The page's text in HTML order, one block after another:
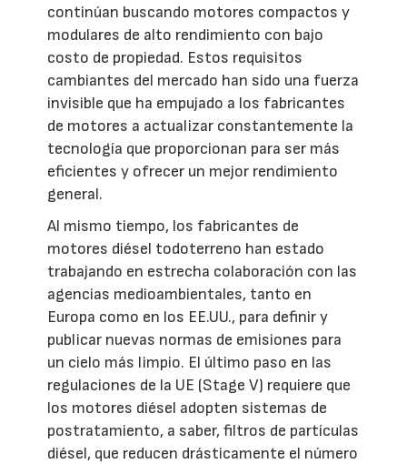
continúan buscando motores compactos y
modulares de alto rendimiento con bajo
costo de propiedad. Estos requisitos
cambiantes del mercado han sido una fuerza
invisible que ha empujado a los fabricantes
de motores a actualizar constantemente la
tecnología que proporcionan para ser más
eficientes y ofrecer un mejor rendimiento
general.
Al mismo tiempo, los fabricantes de
motores diésel todoterreno han estado
trabajando en estrecha colaboración con las
agencias medioambientales, tanto en
Europa como en los EE.UU., para definir y
publicar nuevas normas de emisiones para
un cielo más limpio. El último paso en las
regulaciones de la UE (Stage V) requiere que
los motores diésel adopten sistemas de
postratamiento, a saber, filtros de partículas
diésel, que reducen drásticamente el número